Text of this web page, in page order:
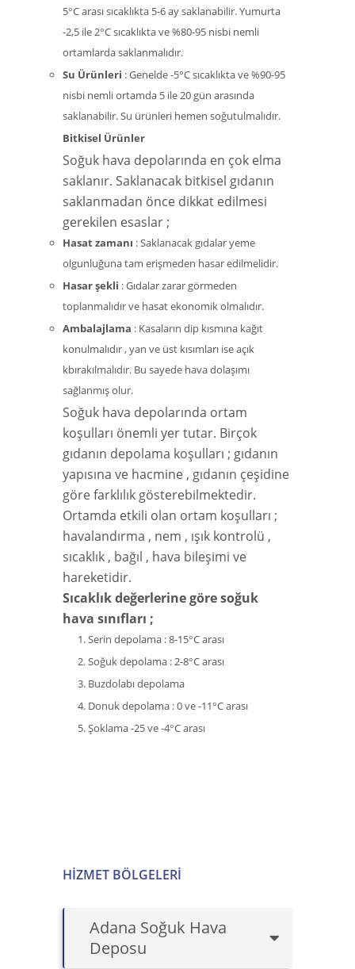
HIZMET BÖLGELERI
Adana Soğuk Hava
Deposu
5°C arası sıcaklıkta 5-6 ay saklanabilir. Yumurta
-2,5 ile 2°C sıcaklıkta ve %80-95 nisbi nemli
ortamlarda saklanmalıdır.
Su Ürünleri : Genelde -5°C sıcaklıkta ve %90-95
nisbi nemli ortamda 5 ile 20 gün arasında
saklanabilir. Su ürünleri hemen soğutulmalıdır.
Bitkisel Ürünler
Soğuk hava depolarında en çok elma
saklanır. Saklanacak bitkisel gıdanın
saklanmadan önce dikkat edilmesi
gerekilen esaslar ;
Hasat zamanı : Saklanacak gıdalar yeme
olgunluğuna tam erişmeden hasar edilmelidir.
Hasar şekli : Gıdalar zarar görmeden
toplanmalıdır ve hasat ekonomik olmalıdır.
Ambalajlama : Kasaların dip kısmına kağıt
konulmalıdır , yan ve üst kısımları ise açık
kbırakılmalıdır. Bu sayede hava dolaşımı
sağlanmış olur.
Soğuk hava depolarında ortam
koşulları önemli yer tutar. Birçok
gıdanın depolama koşulları ; gıdanın
yapısına ve hacmine , gıdanın çeşidine
göre farklılık gösterebilmektedir.
Ortamda etkili olan ortam koşulları ;
havalandırma , nem , ışık kontrolü ,
sıcaklık , bağıl , hava bileşimi ve
hareketidir.
Sıcaklık değerlerine göre soğuk
hava sınıfları ;
Serin depolama : 8-15°C arası
Soğuk depolama : 2-8°C arası
Buzdolabı depolama
Donuk depolama : 0 ve -11°C arası
Şoklama -25 ve -4°C arası